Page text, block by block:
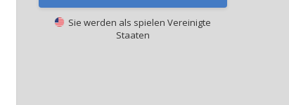
Sie werden als spielen Vereinigte
Staaten